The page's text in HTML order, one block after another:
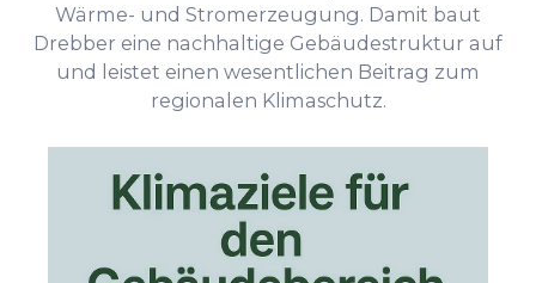
Wärme- und Stromerzeugung. Damit baut
Drebber eine nachhaltige Gebäudestruktur auf
und leistet einen wesentlichen Beitrag zum
regionalen Klimaschutz.